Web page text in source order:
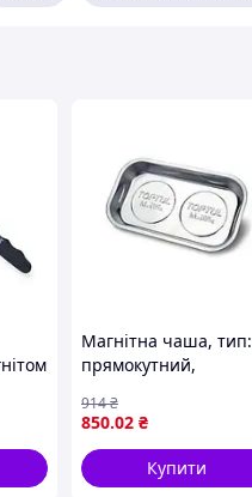
Магнітна чаша, тип:
прямокутний,
довжина:240мм,
ширина: 140мм,
висота: 22мм,
магнітний:, колір:
850.02 ₴
914₴
Купити